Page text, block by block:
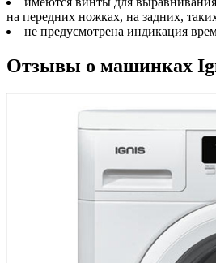
на передних ножках, на задних,
не предусмотрена индикация
Отзывы о машинках